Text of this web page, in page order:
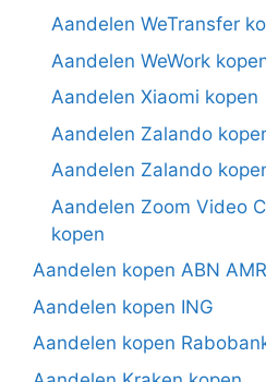
Aandelen WeTransfer
Aandelen WeWork
Aandelen Xiaomi kopen
Aandelen Zalando
Aandelen Zalando
Aandelen Zoom Video
kopen
Aandelen kopen ABN
Aandelen kopen ING
Aandelen kopen